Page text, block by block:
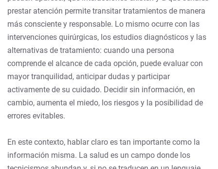
prestar atención permite transitar tratamientos de manera
más consciente y responsable. Lo mismo ocurre con las
intervenciones quirúrgicas, los estudios diagnósticos y las
alternativas de tratamiento: cuando una persona
comprende el alcance de cada opción, puede evaluar con
mayor tranquilidad, anticipar dudas y participar
activamente de su cuidado. Decidir sin información, en
cambio, aumenta el miedo, los riesgos y la posibilidad de
errores evitables.
En este contexto, hablar claro es tan importante como la
información misma. La salud es un campo donde los